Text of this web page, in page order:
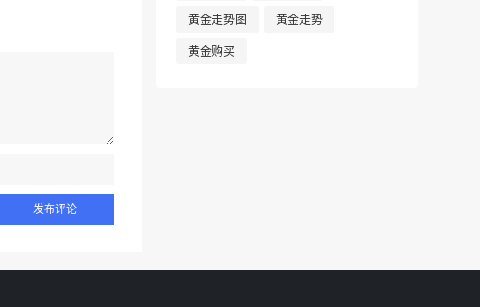
黄金走势图 黄金走势
黄金购买